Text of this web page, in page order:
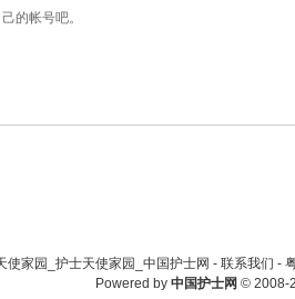
的帐号吧。
使家园_护士天使家园_中国护士网 - 联系我们 -
Powered by 中国护士网 © 2008-